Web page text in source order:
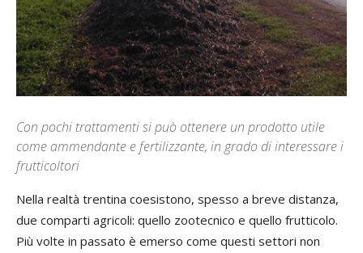
Con pochi trattamenti si può ottenere un prodotto utile
come ammendante e fertilizzante, in grado di interessare i
frutticoltori
Nella realtà trentina coesistono, spesso a breve distanza,
due comparti agricoli: quello zootecnico e quello frutticolo.
Più volte in passato è emerso come questi settori non